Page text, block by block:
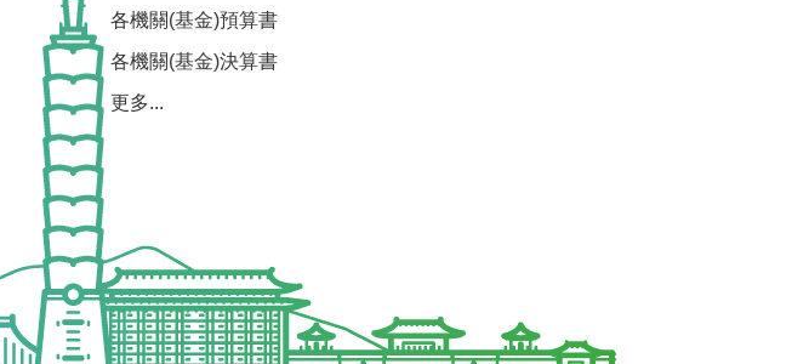
各機關(基金)預算書
各機關(基金)決算書
更多...